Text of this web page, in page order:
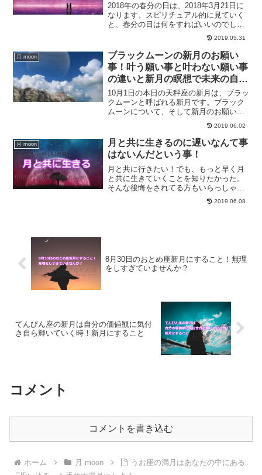
2018年の春分の日は、2018年3月21日に
なります。スピリチュアル的に見ていく
と、春分の日は何をすればいいのでしょ
うか？今回の春分の日にオススメの過ご
し方を、惑星の動きからご紹介します。
2019.05.31
月 moon
ブラックムーンの新月のお願い
事！叶う願い事と叶わない願い事
の違いと新月の瞑想で未来の自分
の望みを知る方法
10月1日の本日の天秤座の新月は、ブラッ
クムーンと呼ばれる新月です。ブラック
ムーンについて、そして新月のお願い事
で叶う願い事と叶わない願い事の違いに
ついて、新月の瞑想を行うことによっ
て、自分自身の進んでいきたい方向を知
る方法について解説していきます。
2019.06.02
月 moon
月と共に生きるのに遅いなんて事
はないんだという事！
月と共に行きたい！でも、もっと早く月
と共に生きていくことを知りたかった。
そんな後悔をされてる方もいらっしゃる
ようですね。今からでも全く遅くありま
せん。月と共に生きるのに、始めるのが
2019.06.08
8月30日のおとめ座新月にすること！無理
をしすぎていませんか？
てんびん座の新月は自分の価値観に気付
き自ら輝いていく時！新月にすること
コメント
コメントを書き込む
ホーム 月 moon
うお座の満月はあなたの中にある